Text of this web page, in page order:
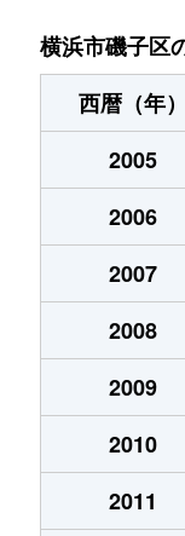
岡村
岡村
坂下町
坂下町
坂下町
横浜市磯子区
西暦（年）
2005
2006
2007
2008
2009
2010
2011